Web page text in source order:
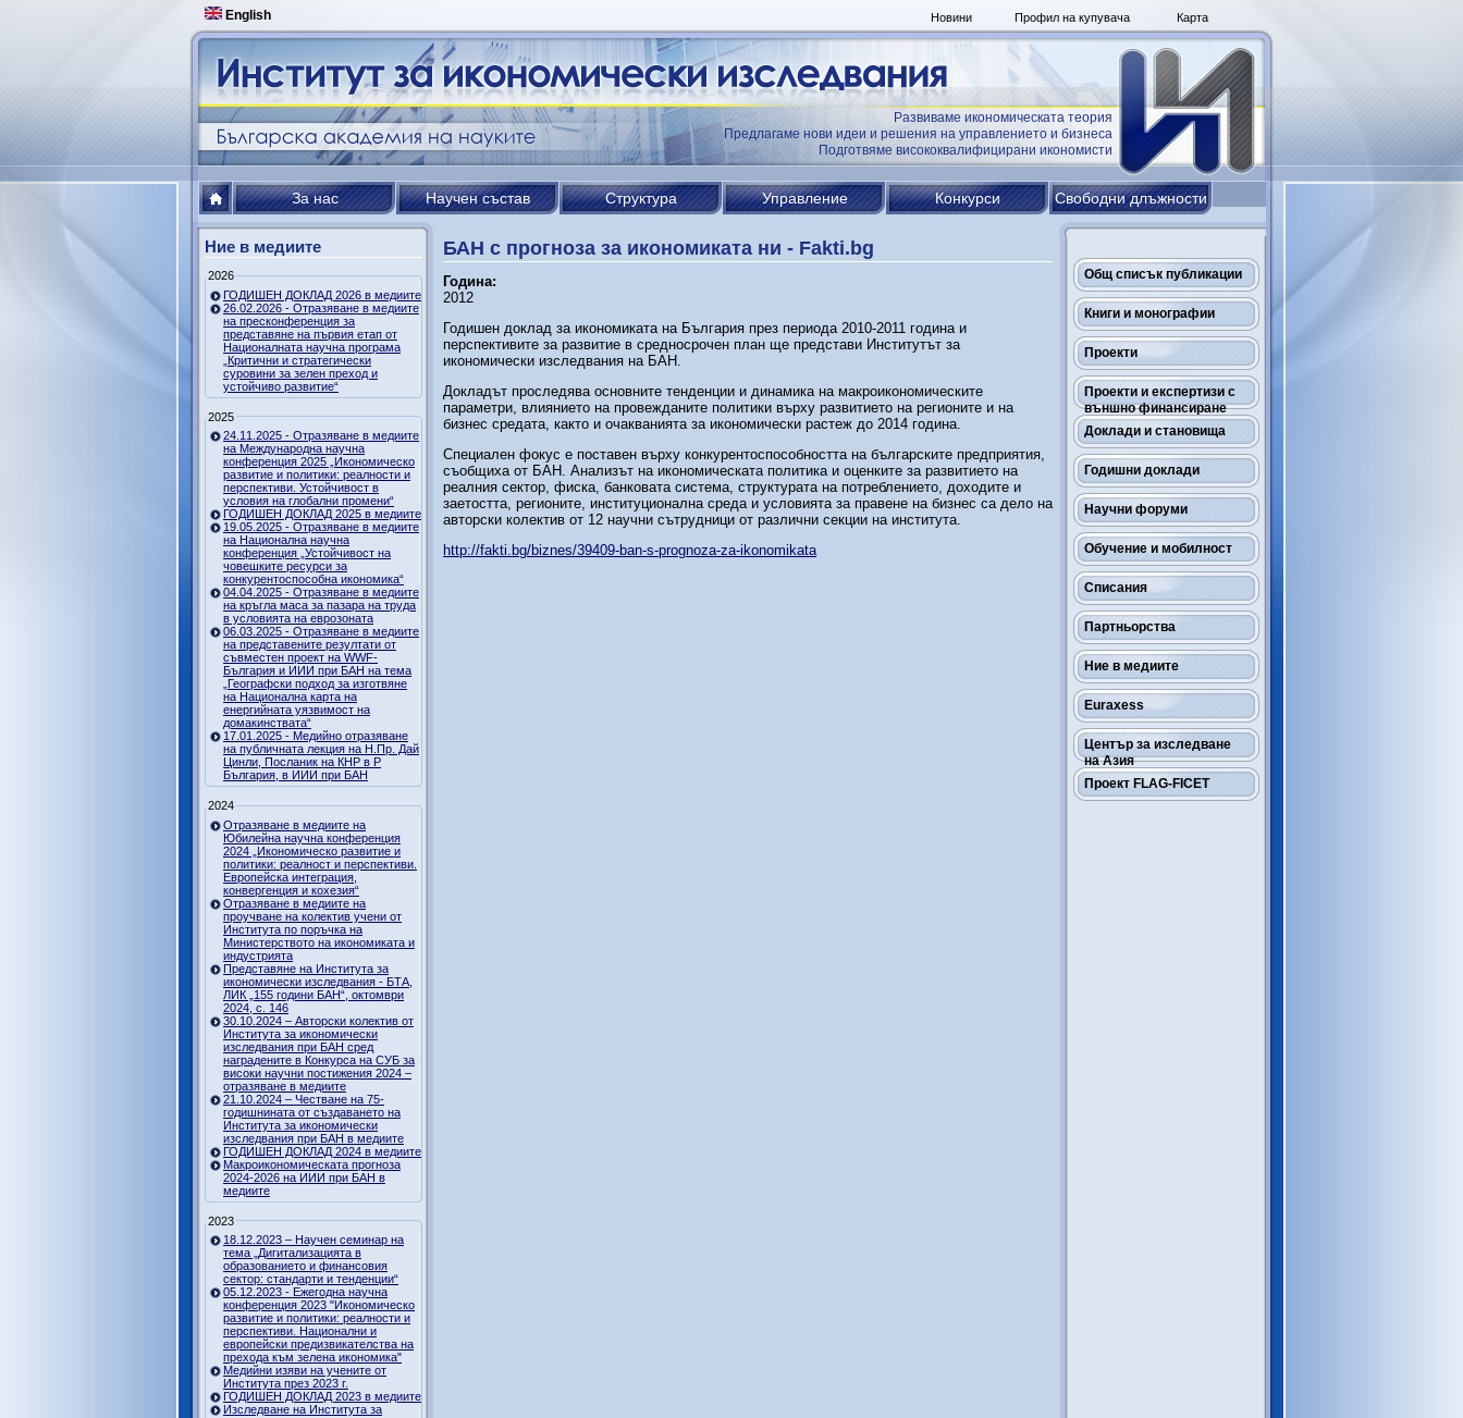
English Карта
Профил на купувача
Новини
Развиваме икономическата теория
Предлагаме нови идеи и решения на управлението и бизнеса
Подготвяме висококвалифицирани икономисти
За нас Научен състав Структура Управление Конкурси Свободни длъжности
Общ списък публикации
Книги и монографии
Проекти
Проекти и експертизи с
външно финансиране
Доклади и становища
Годишни доклади
Научни форуми
Обучение и мобилност
Списания
Партньорства
Ние в медиите
Euraxess
Център за изследване
на Азия
Проект FLAG-FICET
Ние в медиите
2026
ГОДИШЕН ДОКЛАД 2026 в медиите
26.02.2026 - Отразяване в медиите
на пресконференция за
представяне на първия етап от
Националната научна програма
„Критични и стратегически
суровини за зелен преход и
устойчиво развитие“
2025
24.11.2025 - Отразяване в медиите
на Международна научна
конференция 2025 „Икономическо
развитие и политики: реалности и
перспективи. Устойчивост в
условия на глобални промени“
ГОДИШЕН ДОКЛАД 2025 в медиите
19.05.2025 - Отразяване в медиите
на Национална научна
конференция „Устойчивост на
човешките ресурси за
конкурентоспособна икономика“
04.04.2025 - Отразяване в медиите
на кръгла маса за пазара на труда
в условията на еврозоната
06.03.2025 - Отразяване в медиите
на представените резултати от
съвместен проект на WWF-
България и ИИИ при БАН на тема
„Географски подход за изготвяне
на Национална карта на
енергийната уязвимост на
домакинствата“
17.01.2025 - Медийно отразяване
на публичната лекция на Н.Пр. Дай
Цинли, Посланик на КНР в Р
България, в ИИИ при БАН
2024
Отразяване в медиите на
Юбилейна научна конференция
2024 „Икономическо развитие и
политики: реалност и перспективи.
Европейска интеграция,
конвергенция и кохезия“
Отразяване в медиите на
проучване на колектив учени от
Института по поръчка на
Министерството на икономиката и
индустрията
Представяне на Института за
икономически изследвания - БТА,
ЛИК „155 години БАН“, октомври
2024, с. 146
30.10.2024 – Авторски колектив от
Института за икономически
изследвания при БАН сред
наградените в Конкурса на СУБ за
високи научни постижения 2024 –
отразяване в медиите
21.10.2024 – Честване на 75-
годишнината от създаването на
Института за икономически
изследвания при БАН в медиите
ГОДИШЕН ДОКЛАД 2024 в медиите
Макроикономическата прогноза
2024-2026 на ИИИ при БАН в
медиите
2023
18.12.2023 – Научен семинар на
тема „Дигитализацията в
образованието и финансовия
сектор: стандарти и тенденции“
05.12.2023 - Ежегодна научна
конференция 2023 "Икономическо
развитие и политики: реалности и
перспективи. Национални и
европейски предизвикателства на
прехода към зелена икономика"
Медийни изяви на учените от
Института през 2023 г.
ГОДИШЕН ДОКЛАД 2023 в медиите
Изследване на Института за
БАН с прогноза за икономиката ни - Fakti.bg
Година:
2012
Годишен доклад за икономиката на България през периода 2010-2011 година и
перспективите за развитие в средносрочен план ще представи Институтът за
икономически изследвания на БАН.
Докладът проследява основните тенденции и динамика на макроикономическите
параметри, влиянието на провежданите политики върху развитието на регионите и на
бизнес средата, както и очакванията за икономически растеж до 2014 година.
Специален фокус е поставен върху конкурентоспособността на българските предприятия,
съобщиха от БАН. Анализът на икономическата политика и оценките за развитието на
реалния сектор, фиска, банковата система, структурата на потреблението, доходите и
заетостта, регионите, институционална среда и условията за правене на бизнес са дело на
авторски колектив от 12 научни сътрудници от различни секции на института.
http://fakti.bg/biznes/39409-ban-s-prognoza-za-ikonomikata